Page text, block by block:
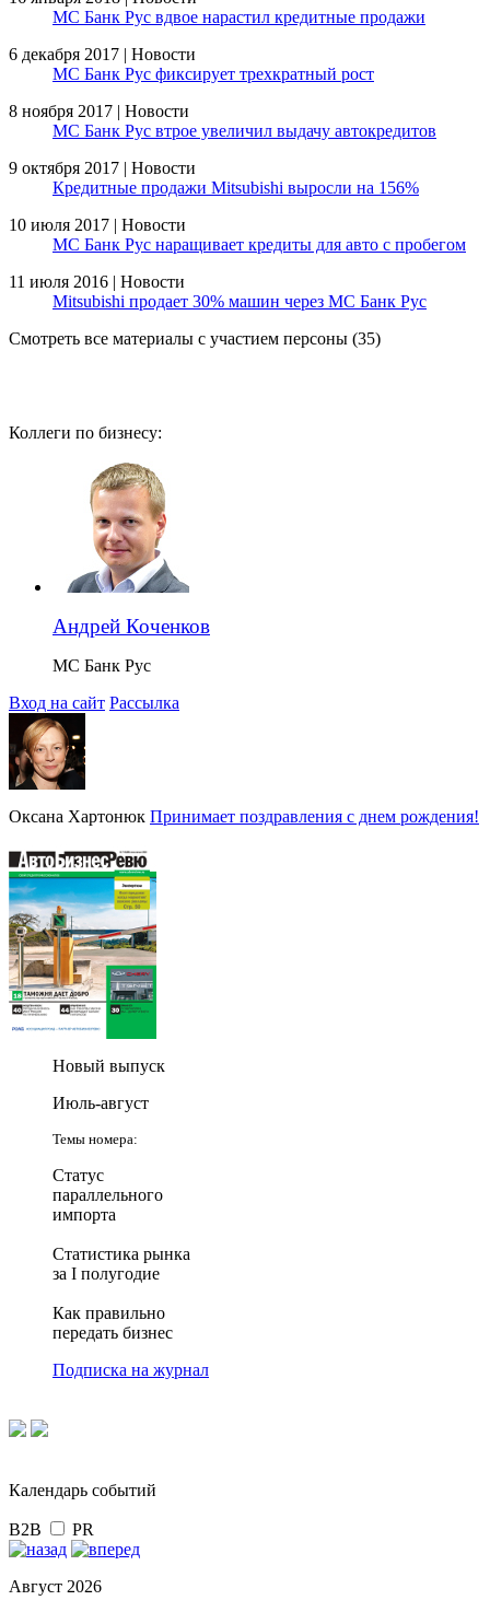
МС Банк Рус вдвое нарастил кредитные продажи
6 декабря 2017 | Новости
МС Банк Рус фиксирует трехкратный рост
8 ноября 2017 | Новости
МС Банк Рус втрое увеличил выдачу автокредитов
9 октября 2017 | Новости
Кредитные продажи Mitsubishi выросли на 156%
10 июля 2017 | Новости
МС Банк Рус наращивает кредиты для авто с пробегом
11 июля 2016 | Новости
Mitsubishi продает 30% машин через МС Банк Рус
Смотреть все материалы с участием персоны (35)
Коллеги по бизнесу:
Андрей Коченков
МС Банк Рус
Вход на сайт Рассылка
Оксана Хартонюк Принимает поздравления с днем рождения!
Новый выпуск
Июль-август
Темы номера:
Статус
параллельного
импорта
Статистика рынка
за I полугодие
Как правильно
передать бизнес
Подписка на журнал
Календарь событий
B2B PR
Август 2026